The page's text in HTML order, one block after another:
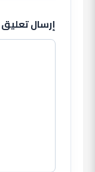
إرسال تعليق